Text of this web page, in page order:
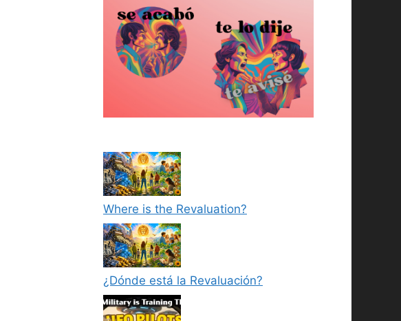
Where is the Revaluation?
¿Dónde está la Revaluación?